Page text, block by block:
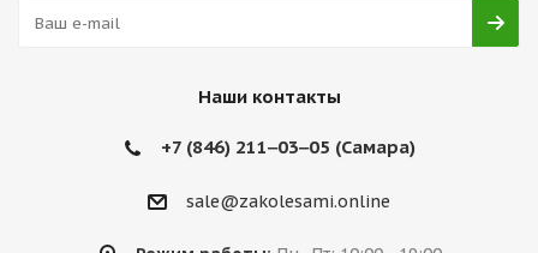
Наши контакты
+7 (846) 211‒03‒05 (Самара)
sale@zakolesami.online